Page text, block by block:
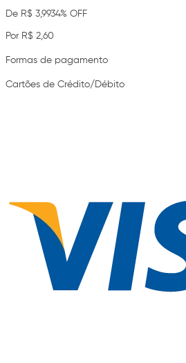
De R$ 3,9934% OFF
Por R$ 2,60
Formas de pagamento
Cartões de Crédito/Débito